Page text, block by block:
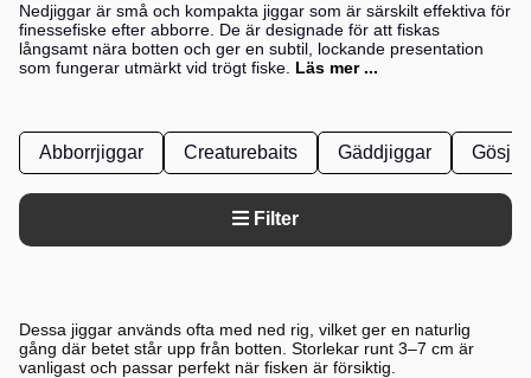
Nedjiggar är små och kompakta jiggar som är särskilt effektiva för
finessefiske efter abborre. De är designade för att fiskas
långsamt nära botten och ger en subtil, lockande presentation
som fungerar utmärkt vid trögt fiske. Läs mer ...
Abborrjiggar Creaturebaits Gäddjiggar
Filter
Dessa jiggar används ofta med ned rig, vilket ger en naturlig
gång där betet står upp från botten. Storlekar runt 3–7 cm är
vanligast och passar perfekt när fisken är försiktig.